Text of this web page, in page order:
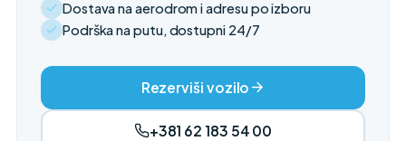
Dostava na aerodrom i adresu po izboru
Podrška na putu, dostupni 24/7
Rezerviši vozilo
+381 62 183 54 00